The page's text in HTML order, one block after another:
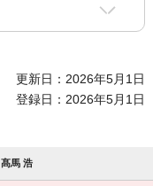
更新日：2026年5月1日
登録日：2026年5月1日
髙馬 浩